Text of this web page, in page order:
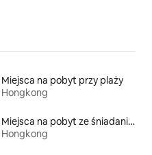
Miejsca na pobyt przy plaży
Hongkong
Miejsca na pobyt ze śniadaniem
Hongkong